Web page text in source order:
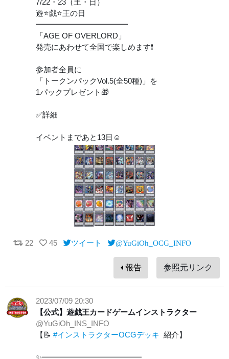
7/22・23（土・日）
遊⭐️戯⭐️王の日
━━━━━━━━━━━━
「AGE OF OVERLORD」
発売にあわせて全国で楽しめます❗️
参加者全員に
「トークンパックVol.5(全50種)」を
1パックプレゼント🎁
✅詳細
イベントまであと13日☺️
22 45 ツイート @YuGiOh_OCG_INFO
報告 参照元リンク
2023/07/09 20:30
【公式】遊戯王カードゲームインストラクター
@YuGiOh_INS_INFO
【📝 #インストラクターOCGデッキ 紹介】
✨━━━━━━━━━━━━━